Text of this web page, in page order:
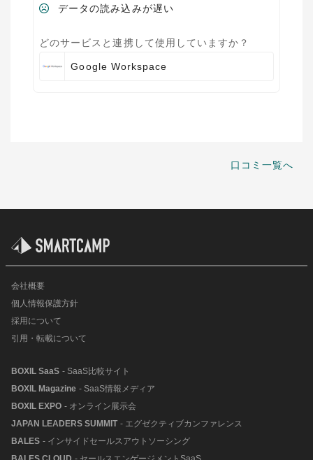
データの読み込みが遅い
どのサービスと連携して使用していますか？
Google Workspace
口コミ一覧へ
会社概要
個人情報保護方針
採用について
引用・転載について
BOXIL SaaS - SaaS比較サイト
BOXIL Magazine - SaaS情報メディア
BOXIL EXPO - オンライン展示会
JAPAN LEADERS SUMMIT - エグゼクティブカンファレンス
BALES - インサイドセールスアウトソーシング